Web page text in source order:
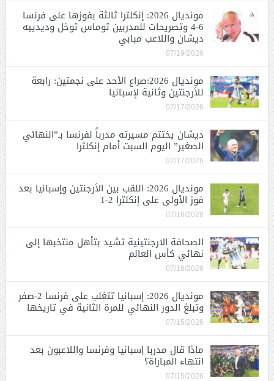
مونديال 2026: إنكلترا ثالثة بفوزها على فرنسا
6-4 وتصريحات للمدربين توماس توخل وديدييه
ديشان واللاعب مبابي
07/19/2026
مونديال 2026:صراع الأحد على نجمتين: رابعة
للأرجنتين وثانية لإسبانيا
07/17/2026
ديشان يختتم مسيرته مدرباً لفرنسا بـ”النهائي
الصغير” اليوم السبت أمام إنكلترا
07/17/2026
مونديال 2026: اللقب بين الأرجنتين وإسبانيا بعد
فوز الأولى على إنكلترا 2-1
07/16/2026
الصحافة الارجنتينية تشيد بتأهل منتخبها إلى
نهائي كأس العالم
07/16/2026
مونديال 2026: إسبانيا تتغلب على فرنسا 2-صفر
وتبلغ الدور النهائي للمرة الثانية في تاريخها
07/15/2026
ماذا قال مدربا إسبانيا وفرنسا واللاعبون بعد
انتهاء المباراة؟
07/15/2026